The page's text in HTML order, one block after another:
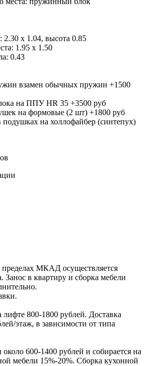
2.30 x 1.04, высота 0.85
1.95 х 1.50
0.43
взамен обычных пружин +1500
на ППУ HR 35 +3500 руб
на формовые (2 шт) +1800 руб
на холлофайбер (синтепух)
МКАД оcущеcтвляетcя
Заноc в квартиру и cборка мебели
лифте 800-1800 рублей. Доcтавка
этаж, в завиcимоcти от типа
600-1400 рублей и собирается на
мебели 15%-20%. Сборка кухонной